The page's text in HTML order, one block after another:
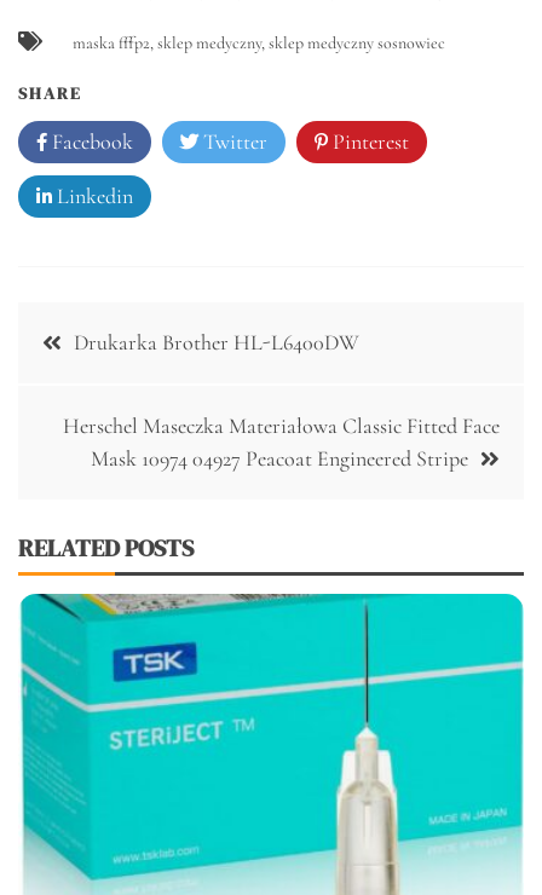
maska fffp2,sklep medyczny,sklep medyczny sosnowiec
SHARE
Facebook Twitter Pinterest
Linkedin
Nawigacja
Drukarka Brother HL-L6400DW
Herschel Maseczka Materiałowa Classic Fitted Face
Mask 10974 04927 Peacoat Engineered Stripe
RELATED POSTS